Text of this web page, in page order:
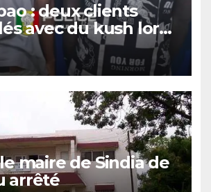
: deux clients
avec du kush lors
de police dans
maire de Sindia de
arrêté